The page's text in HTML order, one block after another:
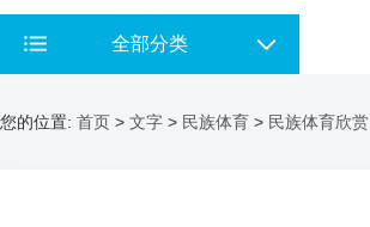
全部分类
您的位置: 首页 > 文字 > 民族体育 > 民族体育欣赏